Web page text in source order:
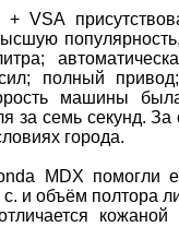
VSA
полный
машины
за семь секунд.
города.
MDX помогли
и объём полтора